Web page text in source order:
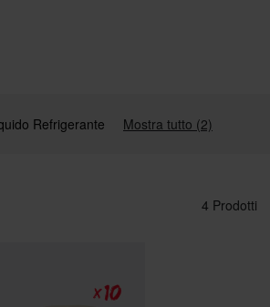
Refrigerante Mostra tutto (2)
4 Prodotti